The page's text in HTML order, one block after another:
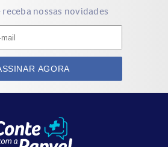
receba nossas novidades
AGORA